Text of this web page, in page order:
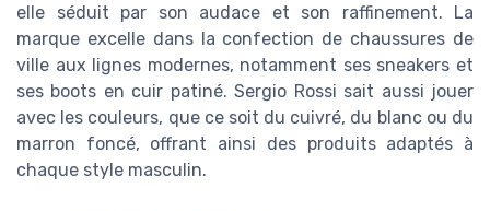
elle séduit par son audace et son raffinement. La
marque excelle dans la confection de chaussures de
ville aux lignes modernes, notamment ses sneakers et
ses boots en cuir patiné. Sergio Rossi sait aussi jouer
avec les couleurs, que ce soit du cuivré, du blanc ou du
marron foncé, offrant ainsi des produits adaptés à
chaque style masculin.